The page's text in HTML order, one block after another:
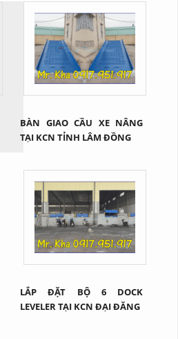
BÀN GIAO CẦU XE NÂNG
TẠI KCN TỈNH LÂM ĐỒNG
LẮP ĐẶT BỘ 6 DOCK
LEVELER TẠI KCN ĐẠI ĐĂNG